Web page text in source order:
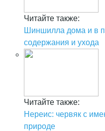
Читайте также:
Шиншилла дома и в
содержания и ухода
Читайте также:
Нереис: червяк с
природе